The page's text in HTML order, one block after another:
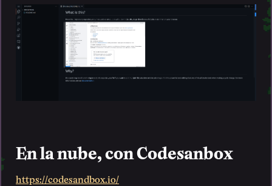
En la nube, con Codesanbox
https://codesandbox.io/